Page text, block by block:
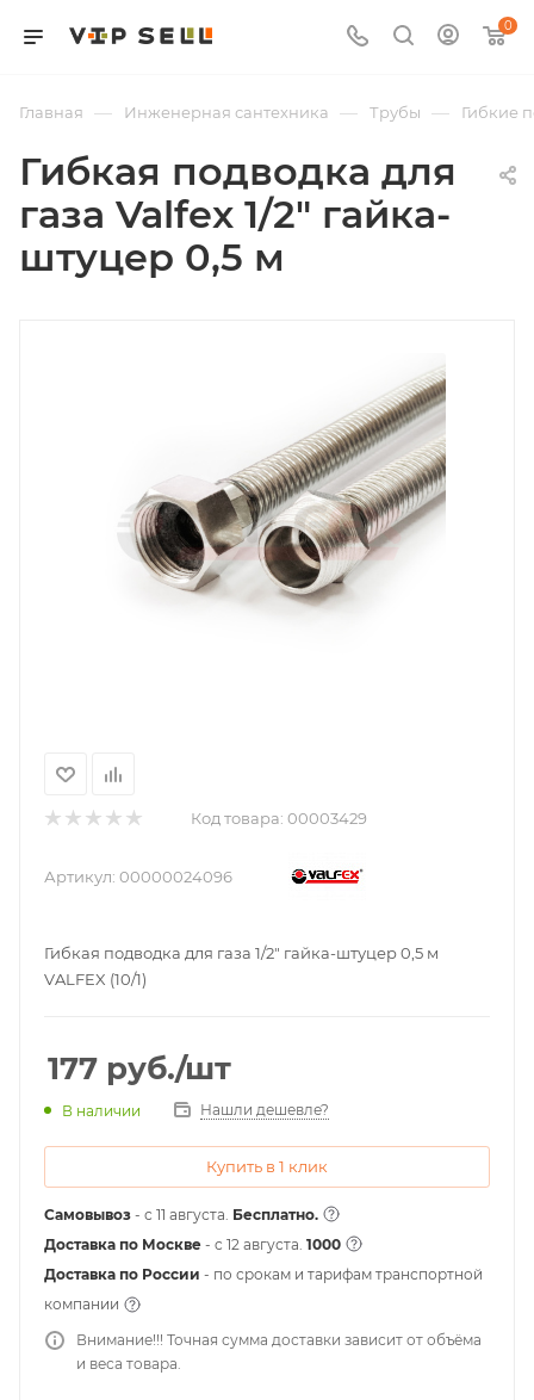
0
Главная — Инженерная сантехника — Трубы — Гибкие
Гибкая подводка для
газа Valfex 1/2" гайка-
штуцер 0,5 м
Код товара: 00003429
Артикул: 00000024096
Гибкая подводка для газа 1/2" гайка-штуцер 0,5 м
VALFEX (10/1)
177 руб./шт
В наличии Нашли дешевле?
Купить в 1 клик
Самовывоз - с 11 августа. Бесплатно.
Доставка по Москве - c 12 августа. 1000
Доставка по России - по срокам и тарифам транспортной
компании
Внимание!!! Точная сумма доставки зависит от объёма
и веса товара.